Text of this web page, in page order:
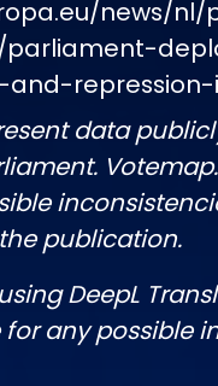
news/nl/
parliament-
data
publication.
DeepL
any possible